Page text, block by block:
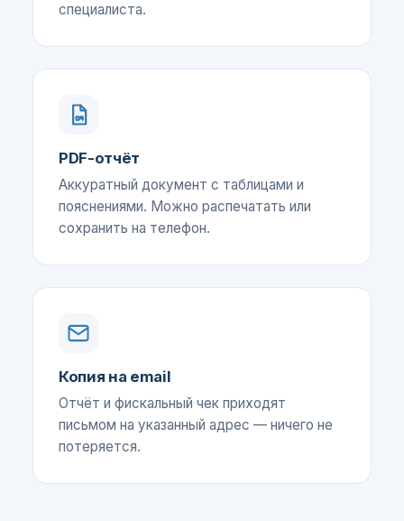
специалиста.
PDF-отчёт
Аккуратный документ с таблицами и
пояснениями. Можно распечатать или
сохранить на телефон.
Копия на email
Отчёт и фискальный чек приходят
письмом на указанный адрес — ничего не
потеряется.